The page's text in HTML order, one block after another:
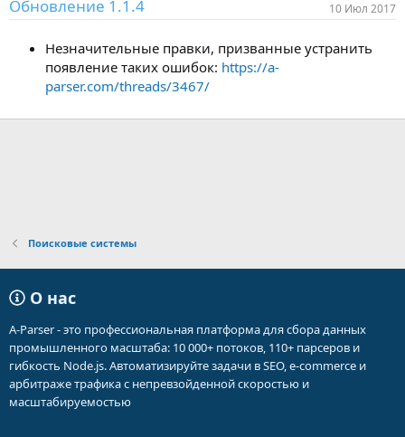
к
ц
Обновление 1.1.4 10 Июл 2017
Незначительные правки, призванные устранить
появление таких ошибок: https://a-
parser.com/threads/3467/
Поисковые системы
О нас
A-Parser - это профессиональная платформа для сбора данных
промышленного масштаба: 10 000+ потоков, 110+ парсеров и
гибкость Node.js. Автоматизируйте задачи в SEO, e-commerce и
арбитраже трафика с непревзойденной скоростью и
масштабируемостью